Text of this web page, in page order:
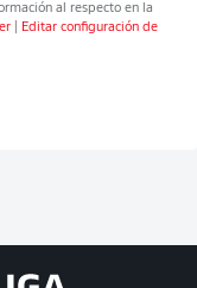
al respecto en la
Editar configuración de